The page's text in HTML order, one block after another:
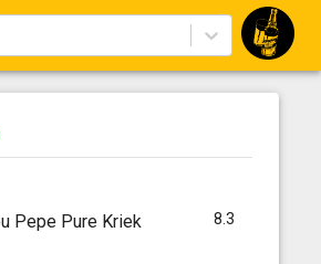
Pepe Pure Kriek 8.3